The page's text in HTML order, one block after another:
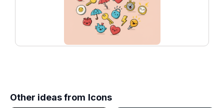
Other ideas from Icons